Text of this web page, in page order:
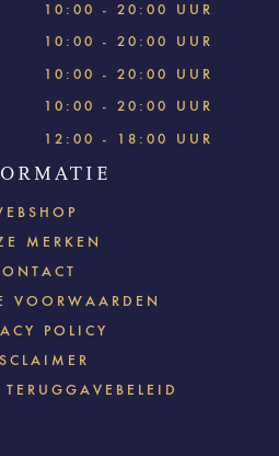
10:00 - 20:00 UUR
10:00 - 20:00 UUR
10:00 - 20:00 UUR
10:00 - 20:00 UUR
12:00 - 18:00 UUR
MERKEN
VOORWAARDEN
POLICY